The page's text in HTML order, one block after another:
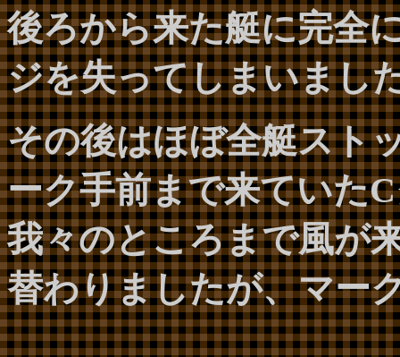
後ろから来た艇に完全
ジを失ってしまいまし
その後はほぼ全艇スト
ーク手前まで来ていた
我々のところまで風が
替わりましたが、マー